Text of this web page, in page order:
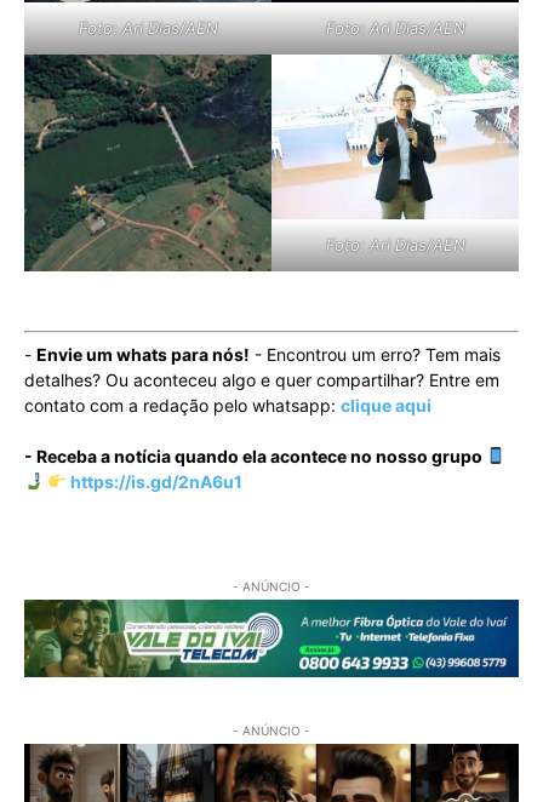
Foto: Ari Dias/AEN Foto: Ari Dias/AEN
Foto: Ari Dias/AEN
- Envie um whats para nós! - Encontrou um erro? Tem mais
detalhes? Ou aconteceu algo e quer compartilhar? Entre em
contato com a redação pelo whatsapp: clique aqui
- Receba a notícia quando ela acontece no nosso grupo
https://is.gd/2nA6u1
- ANÚNCIO -
- ANÚNCIO -